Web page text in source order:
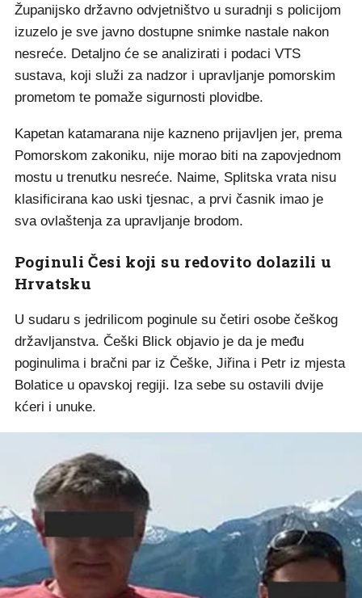
Županijsko državno odvjetništvo u suradnji s policijom
izuzelo je sve javno dostupne snimke nastale nakon
nesreće. Detaljno će se analizirati i podaci VTS
sustava, koji služi za nadzor i upravljanje pomorskim
prometom te pomaže sigurnosti plovidbe.
Kapetan katamarana nije kazneno prijavljen jer, prema
Pomorskom zakoniku, nije morao biti na zapovjednom
mostu u trenutku nesreće. Naime, Splitska vrata nisu
klasificirana kao uski tjesnac, a prvi časnik imao je
sva ovlaštenja za upravljanje brodom.
Poginuli Česi koji su redovito dolazili u
Hrvatsku
U sudaru s jedrilicom poginule su četiri osobe češkog
državljanstva. Češki Blick objavio je da je među
poginulima i bračni par iz Češke, Jiřina i Petr iz mjesta
Bolatice u opavskoj regiji. Iza sebe su ostavili dvije
kćeri i unuke.